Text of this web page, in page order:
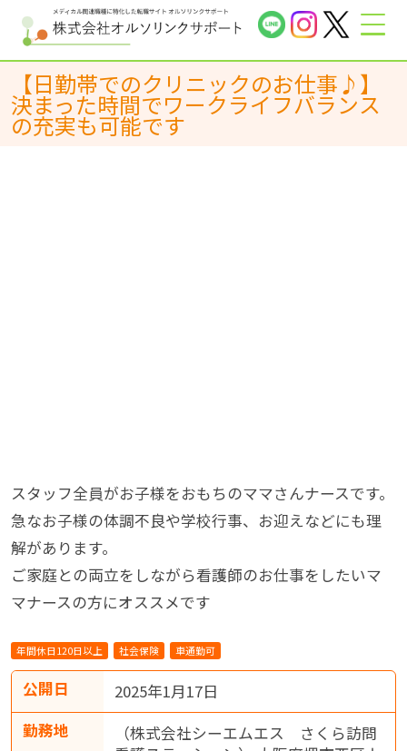
【日勤帯でのクリニックのお仕事♪】
決まった時間でワークライフバランス
の充実も可能です
スタッフ全員がお子様をおもちのママさんナースです。
急なお子様の体調不良や学校行事、お迎えなどにも理
解があります。
ご家庭との両立をしながら看護師のお仕事をしたいマ
マナースの方にオススメです
年間休日120日以上 社会保険 車通勤可
公開日
2025年1月17日
勤務地
（株式会社シーエムエス さくら訪問